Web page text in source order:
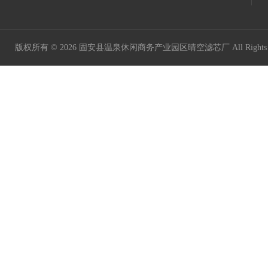
版权所有 © 2026 固安县温泉休闲商务产业园区晴空滤芯厂 All